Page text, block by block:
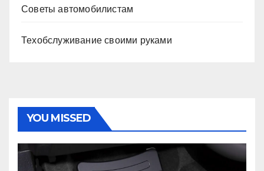
Советы автомобилистам
Техобслуживание своими руками
YOU MISSED